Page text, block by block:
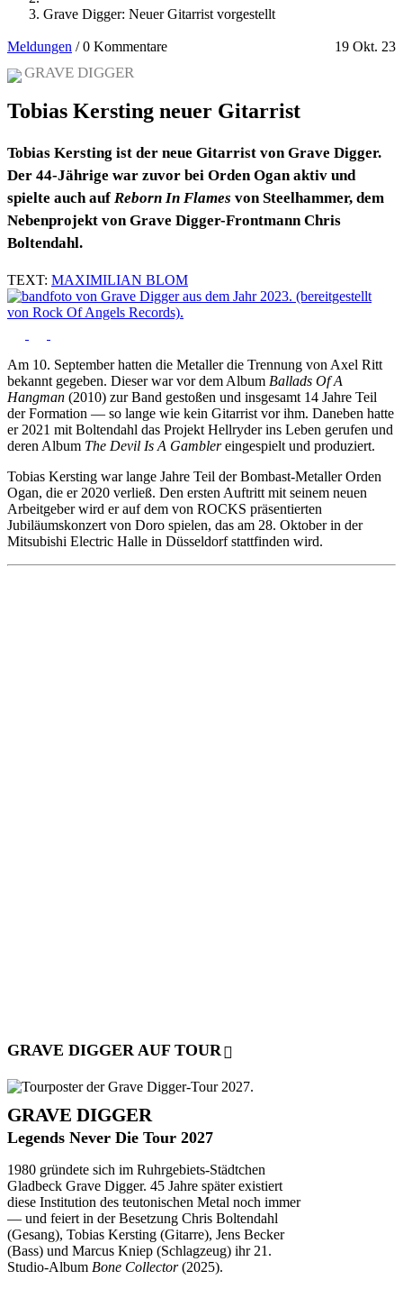
Grave Digger: Neuer Gitarrist vorgestellt
Meldungen 19 Okt. 23
/0 Kommentare
GRAVE DIGGER
Tobias Kersting neuer Gitarrist
Tobias Kersting ist der neue Gitarrist von Grave Digger.
Der 44-Jährige war zuvor bei Orden Ogan aktiv und
spielte auch auf Reborn In Flames von Steelhammer, dem
Nebenprojekt von Grave Digger-Frontmann Chris
Boltendahl.
TEXT: MAXIMILIAN BLOM
Am 10. September hatten die Metaller die Trennung von Axel Ritt
bekannt gegeben. Dieser war vor dem Album Ballads Of A
Hangman (2010) zur Band gestoßen und insgesamt 14 Jahre Teil
der Formation — so lange wie kein Gitarrist vor ihm. Daneben hatte
er 2021 mit Boltendahl das Projekt Hellryder ins Leben gerufen und
deren Album The Devil Is A Gamblereingespielt und produziert.
Tobias Kersting war lange Jahre Teil der Bombast-Metaller Orden
Ogan, die er 2020 verließ. Den ersten Auftritt mit seinem neuen
Arbeitgeber wird er auf dem von ROCKS präsentierten
Jubiläumskonzert von Doro spielen, das am 28. Oktober in der
Mitsubishi Electric Halle in Düsseldorf stattfinden wird.
GRAVE DIGGER AUF TOUR
GRAVE DIGGER
Legends Never Die Tour 2027
1980 gründete sich im Ruhrgebiets-Städtchen
Gladbeck Grave Digger. 45 Jahre später existiert
diese Institution des teutonischen Metal noch immer
— und feiert in der Besetzung Chris Boltendahl
(Gesang), Tobias Kersting (Gitarre), Jens Becker
(Bass) und Marcus Kniep (Schlagzeug) ihr 21.
Studio-Album Bone Collector(2025).